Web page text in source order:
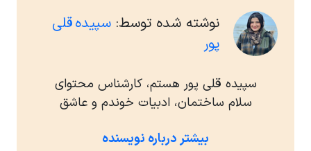
همان کابینت ساز پروژه‌ی خود را اجرا کنید، هزینه
طراحی از شما دریافت می‌شود.
نوشته شده توسط:سپیده قلی
پور
سپیده قلی پور هستم، کارشناس محتوای
سلام ساختمان، ادبیات خوندم و عاشق
حاصل خوندن و سرچ کردن و مصاحبه با
بیشتر درباره نویسنده